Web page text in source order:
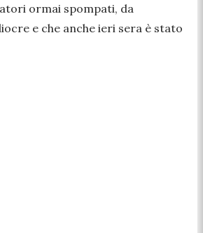
ormai spompati, da
e che anche ieri sera è stato